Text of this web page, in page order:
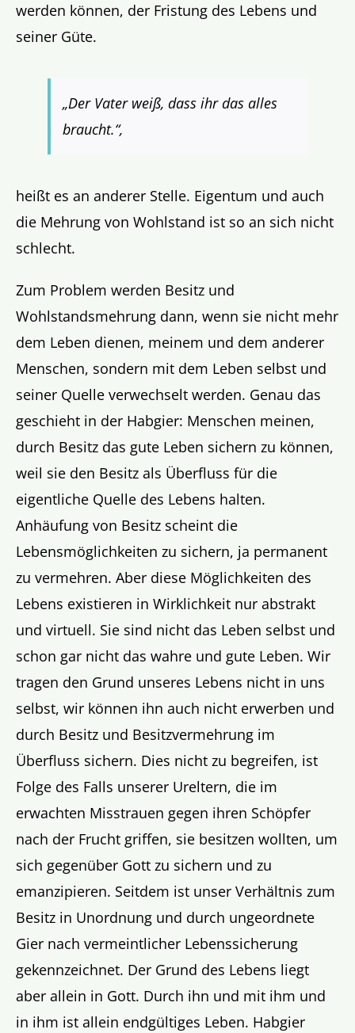
werden können, der Fristung des Lebens und
seiner Güte.
„Der Vater weiß, dass ihr das alles
braucht.“,
heißt es an anderer Stelle. Eigentum und auch
die Mehrung von Wohlstand ist so an sich nicht
schlecht.
Zum Problem werden Besitz und
Wohlstandsmehrung dann, wenn sie nicht mehr
dem Leben dienen, meinem und dem anderer
Menschen, sondern mit dem Leben selbst und
seiner Quelle verwechselt werden. Genau das
geschieht in der Habgier: Menschen meinen,
durch Besitz das gute Leben sichern zu können,
weil sie den Besitz als Überfluss für die
eigentliche Quelle des Lebens halten.
Anhäufung von Besitz scheint die
Lebensmöglichkeiten zu sichern, ja permanent
zu vermehren. Aber diese Möglichkeiten des
Lebens existieren in Wirklichkeit nur abstrakt
und virtuell. Sie sind nicht das Leben selbst und
schon gar nicht das wahre und gute Leben. Wir
tragen den Grund unseres Lebens nicht in uns
selbst, wir können ihn auch nicht erwerben und
durch Besitz und Besitzvermehrung im
Überfluss sichern. Dies nicht zu begreifen, ist
Folge des Falls unserer Ureltern, die im
erwachten Misstrauen gegen ihren Schöpfer
nach der Frucht griffen, sie besitzen wollten, um
sich gegenüber Gott zu sichern und zu
emanzipieren. Seitdem ist unser Verhältnis zum
Besitz in Unordnung und durch ungeordnete
Gier nach vermeintlicher Lebenssicherung
gekennzeichnet. Der Grund des Lebens liegt
aber allein in Gott. Durch ihn und mit ihm und
in ihm ist allein endgültiges Leben. Habgier